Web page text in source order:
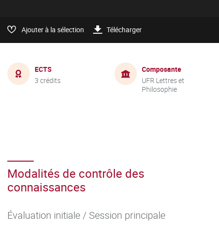
Ajouter à la sélection Télécharger
ECTS
3 crédits
Composante
UFR Lettres et
Philosophie
Modalités de contrôle des
connaissances
Évaluation initiale / Session principale